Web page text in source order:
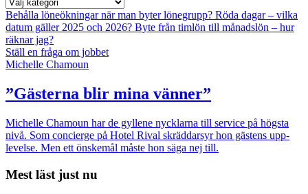
Behålla löneökningar när man byter lönegrupp? Röda dagar – vilka
datum gäller 2025 och 2026? Byte från timlön till månadslön – hur
räknar jag?
Ställ en fråga om jobbet
Michelle Chamoun
”Gästerna blir mina vänner”
Michelle Chamoun har de gyllene nycklarna till service på högsta
nivå. Som concierge på Hotel Rival skräddarsyr hon gästens upp­
levelse. Men ett önskemål måste hon säga nej till.
Mest läst just nu